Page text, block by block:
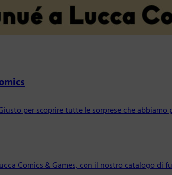
per scoprire tutte le sorprese che abbiamo
Comics & Games, con il nostro catalogo